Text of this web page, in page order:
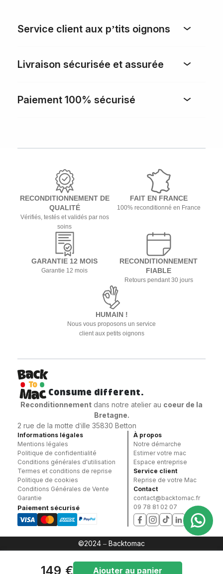
Service client aux p’tits oignons
Livraison sécurisée et assurée
Paiement 100% sécurisé
RECONDITIONNEMENT DE
QUALITÉ
Vérifiés, testés et validés par nos
soins
FAIT EN FRANCE
100% reconditionné en France
GARANTIE 12 MOIS
Garantie 12 mois
RECONDITIONNEMENT
FIABLE
Retours pendant 30 jours
HUMAIN !
Nous vous proposons un service
client aux petits oignons
Consume different.
Reconditionnement dans notre atelier au coeur de la
Bretagne.
2 rue de la motte d’ille 35830 Betton
Informations légales
Mentions légales
Politique de confidentialité
Conditions générales d'utilisation
Termes et conditions de reprise
Politique de cookies
Conditions Générales de Vente
Garantie
Paiement sécurisé
À propos
Notre démarche
Estimer votre mac
Espace entreprise
Service client
Reprise de votre Mac
Contact
contact@backtomac.fr
09 78 81 02 07
©2024 – Backtomac
149 € Ajouter au panier